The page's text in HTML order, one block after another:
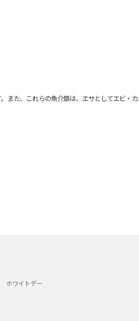
た、これらの魚介類は、エサとしてエビ・カ
ホワイトデー